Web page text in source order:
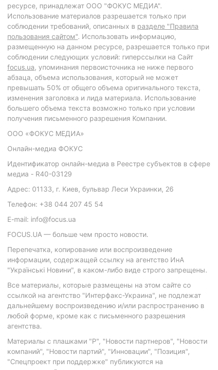
ресурсе, принадлежат ООО "ФОКУС МЕДИА".
Использование материалов разрешается только при
соблюдении требований, описанных в разделе "Правила
пользования сайтом". Использовать информацию,
размещенную на данном ресурсе, разрешается только при
соблюдении следующих условий: гиперссылки на Сайт
focus.ua, упоминания первоисточника не ниже первого
абзаца, объема использования, который не может
превышать 50% от общего объема оригинального текста,
изменения заголовка и лида материала. Использование
большего объема текста возможно только при условии
получения письменного разрешения Компании.
ООО «ФОКУС МЕДИА»
Онлайн-медиа ФОКУС
Идентификатор онлайн-медиа в Реестре субъектов в сфере
медиа - R40-03129
Адрес: 01133, г. Киев, бульвар Леси Украинки, 26
Телефон: +38 044 207 45 54
E-mail: info@focus.ua
FOCUS.UA — больше чем просто новости.
Перепечатка, копирование или воспроизведение
информации, содержащей ссылку на агентство ИнА
"Українські Новини", в каком-либо виде строго запрещены.
Все материалы, которые размещены на этом сайте со
ссылкой на агентство "Интерфакс-Украина", не подлежат
дальнейшему воспроизведению и/или распространению в
любой форме, кроме как с письменного разрешения
агентства.
Материалы с плашками "Р", "Новости партнеров", "Новости
компаний", "Новости партий", "Инновации", "Позиция",
"Спецпроект при поддержке" публикуются на